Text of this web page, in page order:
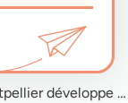
ERIOS Assistant : le CHU de Montpellier développe sa propre IA